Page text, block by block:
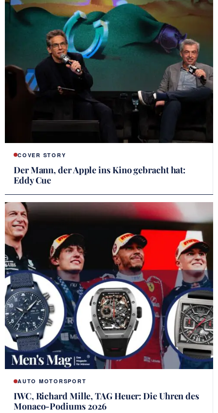
COVER STORY
Der Mann, der Apple ins Kino gebracht hat:
Eddy Cue
AUTO MOTORSPORT
IWC, Richard Mille, TAG Heuer: Die Uhren des
Monaco-Podiums 2026